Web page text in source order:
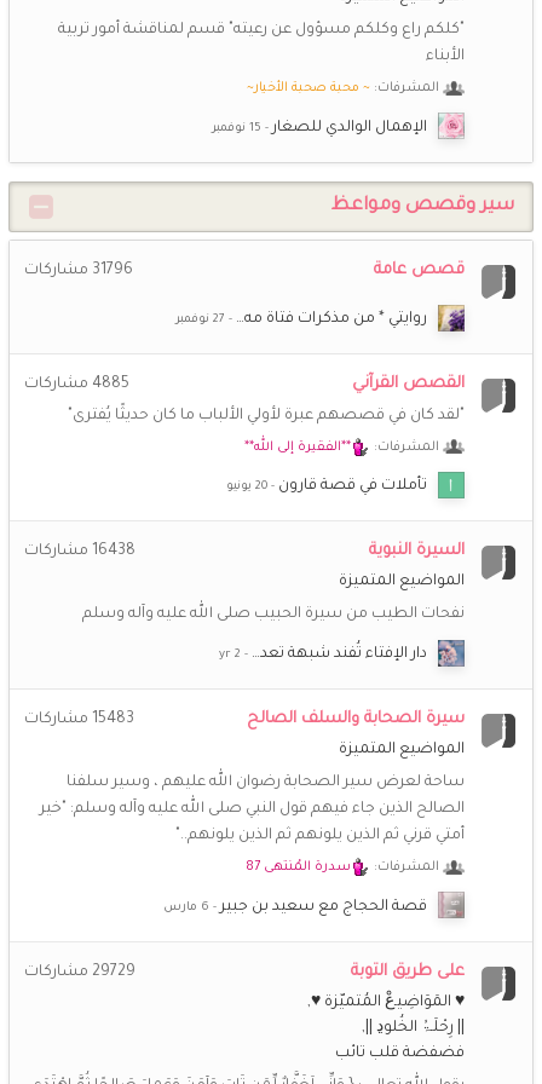
جعلها الله في موازين حسناتك ..
شـــاني
السلام عليكم ورحمة الله وبركاته احبكم
*اريج الايمان* 27 يونيو 8:12 ص
افتقدكن حبيباتى
راغبة بالفردوس
(أم *سارة*)
عيد أضحى مبارك على الجميع 💞
أزهارالبنفسج
¯`ღ سماح ღ´¯
السلام عليكم ورحمة الله وبركاته كم اشتقت للمنتدى وللاخوات
الطيبات الغاليات ،ماأجملها من ذكريات
وأنفاس الفجر والكثييررررر من الأخوات .. تعلمنا بأنّ الحبَّ وصلٌ..
‏وأنّ الوصلَ أصدقهُ الدعاءُ"
رونق الياسمين 8 مايو 6:54 م
يازين هالمكان والذكريات فيه♥️
♥️
♥️
♥️اشتقققققت له
(أم *سارة*)
❤️
هدوء الفجر
وحشتَوووووني جداااااا... حد لسه فاكرني... حنيت للمنتدى جدا
♥️
♥️
♥️
"كلكم راع وكلكم مسؤول عن رعيته" قسم لمناقشة أمور تربية
الأبناء
المشرفات: ~ محبة صحبة الأخيار~
الإهمال الوالدي للصغار
سير وقصص ومواعظ
قصص عامة 31796 مشاركات
روايتي * من مذكرات فتاة مه…
القصص القرآني
"لقد كان في قصصهم عبرة لأولي الألباب ما كان حديثًا يُفترى"
المشرفات: **الفقيرة إلى الله**
4885 مشاركات
تأملات في قصة قارون
السيرة النبوية
المواضيع المتميزة
نفحات الطيب من سيرة الحبيب صلى الله عليه وآله وسلم
16438 مشاركات
دار الإفتاء تُفند شبهة تعد…
سيرة الصحابة والسلف الصالح
المواضيع المتميزة
ساحة لعرض سير الصحابة رضوان الله عليهم ، وسير سلفنا
الصالح الذين جاء فيهم قول النبي صلى الله عليه وآله وسلم: "خير
أمتي قرني ثم الذين يلونهم ثم الذين يلونهم.."
المشرفات: سدرة المُنتهى 87
15483 مشاركات
قصة الحجاج مع سعيد بن جبير
على طريق التوبة
♥ المَوَاضِيـﻉْ المُتميّزة ♥
|| رِحْلَـۃُ الخُلوﮂ ||
فضفضة قلب تائب
29729 مشاركات